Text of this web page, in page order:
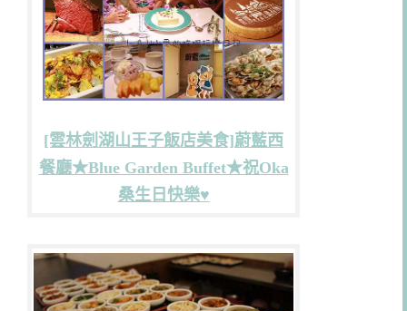
[雲林劍湖山王子飯店美食]蔚藍西
餐廳★Blue Garden Buffet★祝Oka
桑生日快樂♥